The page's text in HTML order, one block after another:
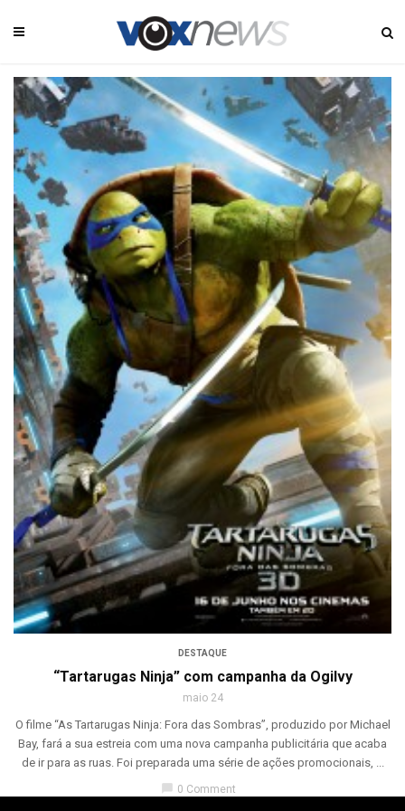
DESTAQUE
“Tartarugas Ninja” com campanha da Ogilvy
maio 24
O filme “As Tartarugas Ninja: Fora das Sombras”, produzido por Michael
Bay, fará a sua estreia com uma nova campanha publicitária que acaba
de ir para as ruas. Foi preparada uma série de ações promocionais, ...
0 Comment